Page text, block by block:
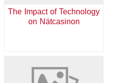
The Impact of Technology
on Nätcasinon